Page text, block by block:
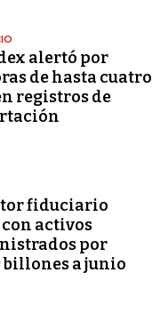
alertó por
de hasta cuatro
registros de
fiduciario
activos
por
billones a junio